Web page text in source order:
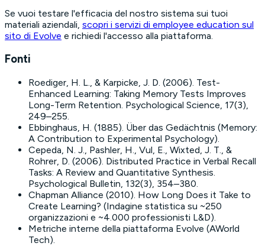
Se vuoi testare l'efficacia del nostro sistema sui tuoi
materiali aziendali, scopri i servizi di employee education sul
sito di Evolve e richiedi l'accesso alla piattaforma.
Fonti
Roediger, H. L., & Karpicke, J. D. (2006). Test-
Enhanced Learning: Taking Memory Tests Improves
Long-Term Retention. Psychological Science, 17(3),
249–255.
Ebbinghaus, H. (1885). Über das Gedächtnis (Memory:
A Contribution to Experimental Psychology).
Cepeda, N. J., Pashler, H., Vul, E., Wixted, J. T., &
Rohrer, D. (2006). Distributed Practice in Verbal Recall
Tasks: A Review and Quantitative Synthesis.
Psychological Bulletin, 132(3), 354–380.
Chapman Alliance (2010). How Long Does it Take to
Create Learning? (Indagine statistica su ~250
organizzazioni e ~4.000 professionisti L&D).
Metriche interne della piattaforma Evolve (AWorld
Tech).